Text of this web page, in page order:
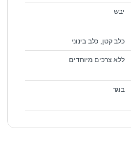
יבש
כלב קטן, כלב בינוני
ללא צרכים מיוחדים
בוגר